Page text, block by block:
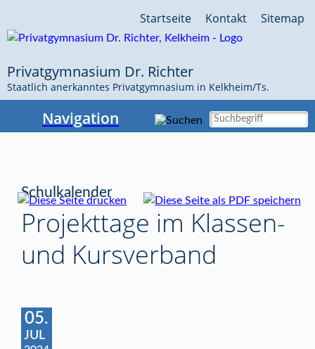
überspringen
Sitemap
Kontakt
Startseite
Privatgymnasium Dr. Richter
Staatlich anerkanntes Privatgymnasium in Kelkheim/Ts.
Navigation
Schulkalender
Projekttage im Klassen-
und Kursverband
05.
JUL